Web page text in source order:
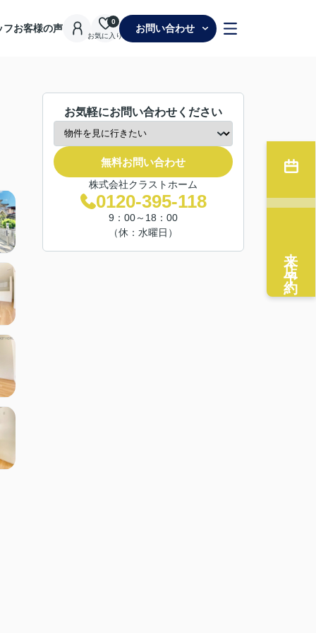
フお客様の声
お気に入り
0
お問い合わせ
お気軽にお問い合わせください
無料お問い合わせ
株式会社クラストホーム
0120-395-118
9：00～18：00
（休：水曜日）
来店予約